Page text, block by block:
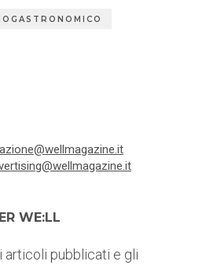
WE:LL
articoli pubblicati e gli